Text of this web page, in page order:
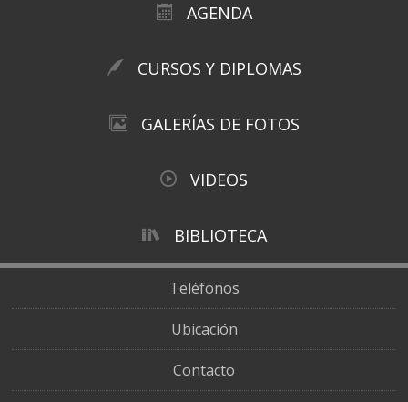
AGENDA
CURSOS Y DIPLOMAS
GALERÍAS DE FOTOS
VIDEOS
BIBLIOTECA
Teléfonos
Ubicación
Contacto